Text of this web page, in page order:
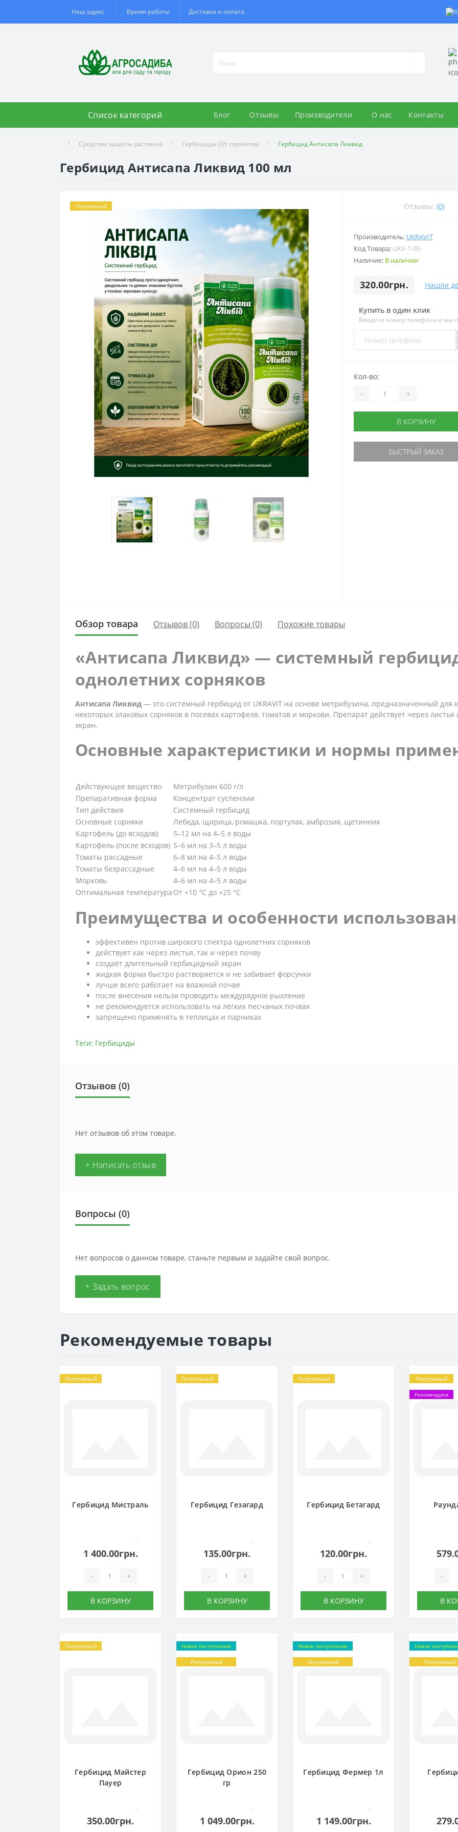
Наш адрес Время работы Доставка и оплата
Список категорий Блог Отзывы Производители О нас Контакты
Средства защиты растений Гербициды (От сорняков) Гербицид Антисапа Ликвид
Гербицид Антисапа Ликвид 100 мл
Популярный Отзывы: (0)
Производитель: UKRAVIT
Код Товара: UKV-1-05
Наличие: В наличии
320.00грн. Нашли
Купить в один клик
Введите номер телефона и мы
Кол-во:
- +
В КОРЗИНУ
БЫСТРЫЙ ЗАКАЗ
Обзор товара Отзывов (0) Вопросы (0) Похожие товары
«Антисапа Ликвид» — системный
однолетних сорняков
Антисапа Ликвид — это системный гербицид от UKRAVIT на основе метрибузина, предназначенный для
некоторых злаковых сорняков в посевах картофеля, томатов и моркови. Препарат действует через
экран.
Основные характеристики и нормы
Действующее вещество
Метрибузин 600 г/л
Препаративная форма
Концентрат суспензии
Тип действия
Системный гербицид
Основные сорняки
Лебеда, щирица, ромашка, портулак, амброзия, щетинник
Картофель (до всходов)
5–12 мл на 4–5 л воды
Картофель (после всходов) 5–6 мл на 3–5 л воды
Томаты рассадные
6–8 мл на 4–5 л воды
Томаты безрассадные
4–6 мл на 4–5 л воды
Морковь
4–6 мл на 4–5 л воды
Оптимальная температура От +10 °C до +25 °C
Преимущества и особенности
эффективен против широкого спектра однолетних сорняков
действует как через листья, так и через почву
создаёт длительный гербицидный экран
жидкая форма быстро растворяется и не забивает форсунки
лучше всего работает на влажной почве
после внесения нельзя проводить междурядное рыхление
не рекомендуется использовать на лёгких песчаных почвах
запрещено применять в теплицах и парниках
Теги: Гербициды
Отзывов (0)
Нет отзывов об этом товаре.
+ Написать отзыв
Вопросы (0)
Нет вопросов о данном товаре, станьте первым и задайте свой вопрос.
+ Задать вопрос
Рекомендуемые товары
Популярный
Гербицид Мистраль
1 400.00грн.
- +
В КОРЗИНУ
Популярный
Гербицид Гезагард
135.00грн.
- +
В КОРЗИНУ
Популярный
Гербицид Бетагард
120.00грн.
- +
В КОРЗИНУ
Популярный
Рекомендуем
-
В
Популярный
Гербицид Майстер
Пауер
350.00грн.
Новое поступление
Популярный
Гербицид Орион 250
гр
1 049.00грн.
Новое поступление
Популярный
Гербицид Фермер 1л
1 149.00грн.
Новое
Популярный